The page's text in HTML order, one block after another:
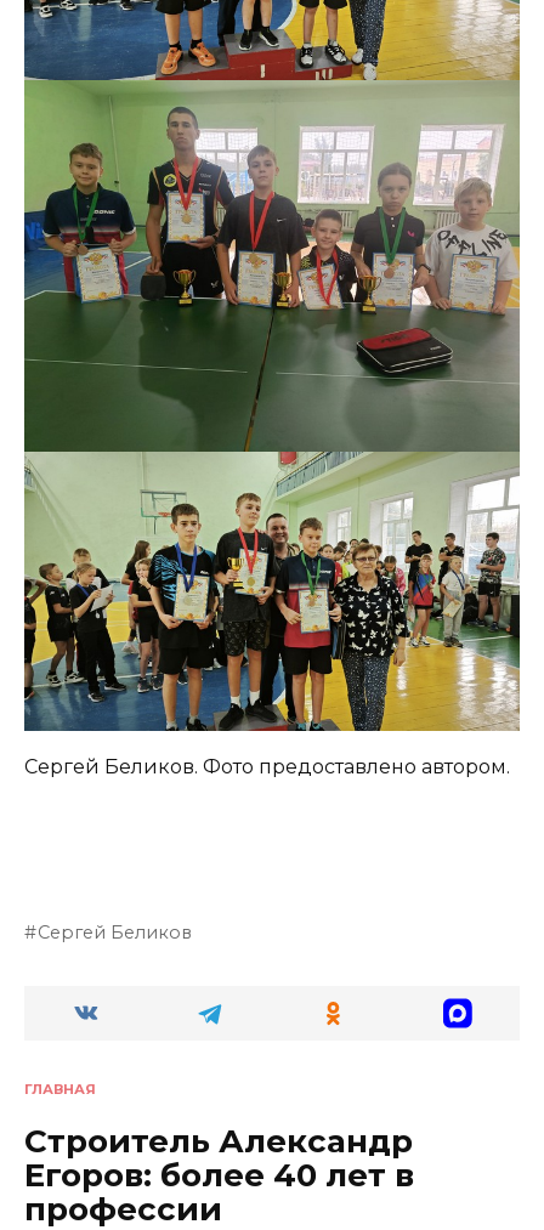
Сергей Беликов. Фото предоставлено автором.
Сергей Беликов
ГЛАВНАЯ
Строитель Александр
Егоров: более 40 лет в
профессии